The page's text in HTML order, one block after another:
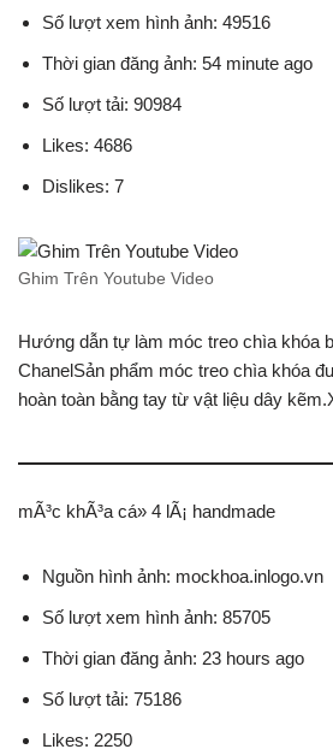
Số lượt xem hình ảnh: 49516
Thời gian đăng ảnh: 54 minute ago
Số lượt tải: 90984
Likes: 4686
Dislikes: 7
Ghim Trên Youtube Video
Hướng dẫn tự làm móc treo chìa khóa
ChanelSản phẩm móc treo chìa khóa
hoàn toàn bằng tay từ vật liệu dây
mÃ³c khÃ³a cá» 4 lÃ¡ handmade
Nguồn hình ảnh: mockhoa.inlogo.vn
Số lượt xem hình ảnh: 85705
Thời gian đăng ảnh: 23 hours ago
Số lượt tải: 75186
Likes: 2250